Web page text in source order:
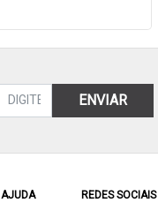
ENVIAR
AJUDA REDES SOCIAIS